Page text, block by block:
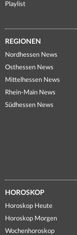
Playlist
REGIONEN
Nordhessen News
Osthessen News
Mittelhessen News
Rhein-Main News
Südhessen News
HOROSKOP
Horoskop Heute
Horoskop Morgen
Wochenhoroskop